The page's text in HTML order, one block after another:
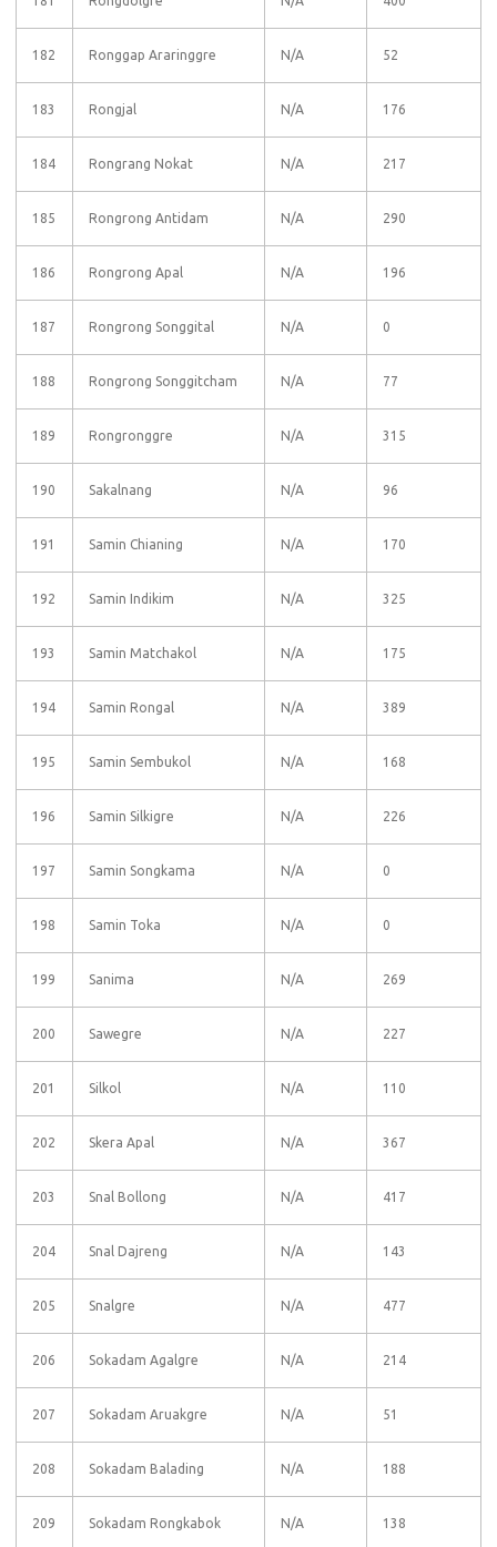
182 Ronggap Araringgre N/A 52
183 Rongjal N/A 176
184 Rongrang Nokat N/A 217
185 Rongrong Antidam N/A 290
186 Rongrong Apal N/A 196
187 Rongrong Songgital N/A 0
188 Rongrong Songgitcham N/A 77
189 Rongronggre N/A 315
190 Sakalnang N/A 96
191 Samin Chianing N/A 170
192 Samin Indikim N/A 325
193 Samin Matchakol N/A 175
194 Samin Rongal N/A 389
195 Samin Sembukol N/A 168
196 Samin Silkigre N/A 226
197 Samin Songkama N/A 0
198 Samin Toka N/A 0
199 Sanima N/A 269
200 Sawegre N/A 227
201 Silkol N/A 110
202 Skera Apal N/A 367
203 Snal Bollong N/A 417
204 Snal Dajreng N/A 143
205 Snalgre N/A 477
206 Sokadam Agalgre N/A 214
207 Sokadam Aruakgre N/A 51
208 Sokadam Balading N/A 188
209 Sokadam Rongkabok N/A 138